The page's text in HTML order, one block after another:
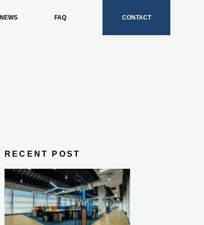
NEWS FAQ CONTACT
RECENT POST